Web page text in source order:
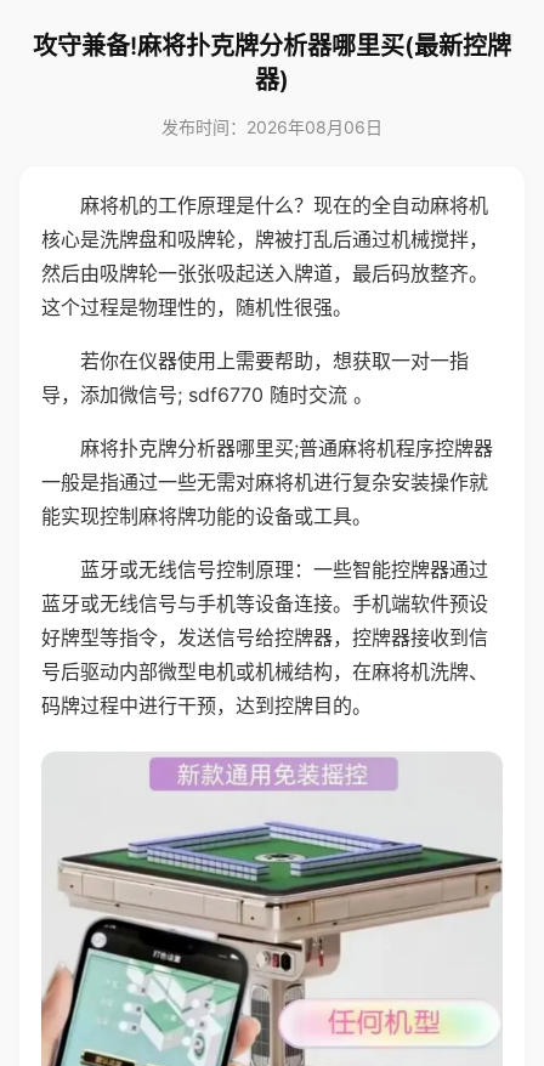
攻守兼备!麻将扑克牌分析器哪里买(最新控牌
器)
发布时间：2026年08月06日
麻将机的工作原理是什么？现在的全自动麻将机
核心是洗牌盘和吸牌轮，牌被打乱后通过机械搅拌，
然后由吸牌轮一张张吸起送入牌道，最后码放整齐。
这个过程是物理性的，随机性很强。
若你在仪器使用上需要帮助，想获取一对一指
导，添加微信号; sdf6770 随时交流 。
麻将扑克牌分析器哪里买;普通麻将机程序控牌器
一般是指通过一些无需对麻将机进行复杂安装操作就
能实现控制麻将牌功能的设备或工具。
蓝牙或无线信号控制原理：一些智能控牌器通过
蓝牙或无线信号与手机等设备连接。手机端软件预设
好牌型等指令，发送信号给控牌器，控牌器接收到信
号后驱动内部微型电机或机械结构，在麻将机洗牌、
码牌过程中进行干预，达到控牌目的。